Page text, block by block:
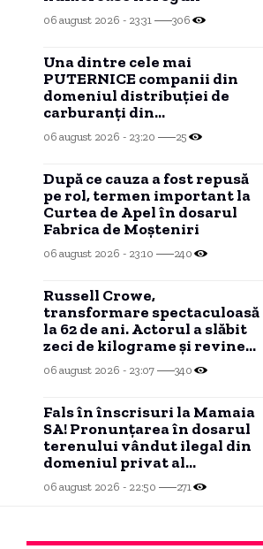
06 august 2026 - 23:31 306
Una dintre cele mai
PUTERNICE companii din
domeniul distribuției de
carburanți din
CONSTANȚA, investiție în
Portul Tisovița.
06 august 2026 - 23:20 25
După ce cauza a fost repusă
pe rol, termen important la
Curtea de Apel în dosarul
Fabrica de Moșteniri
06 august 2026 - 23:10 240
Russell Crowe,
transformare spectaculoasă
la 62 de ani. Actorul a slăbit
zeci de kilograme și revine
la silueta din „Gladiatorul”
06 august 2026 - 23:07 340
Fals în înscrisuri la Mamaia
SA! Pronunțarea în dosarul
terenului vândut ilegal din
domeniul privat al
Constanței se apropie.
06 august 2026 - 22:50 271